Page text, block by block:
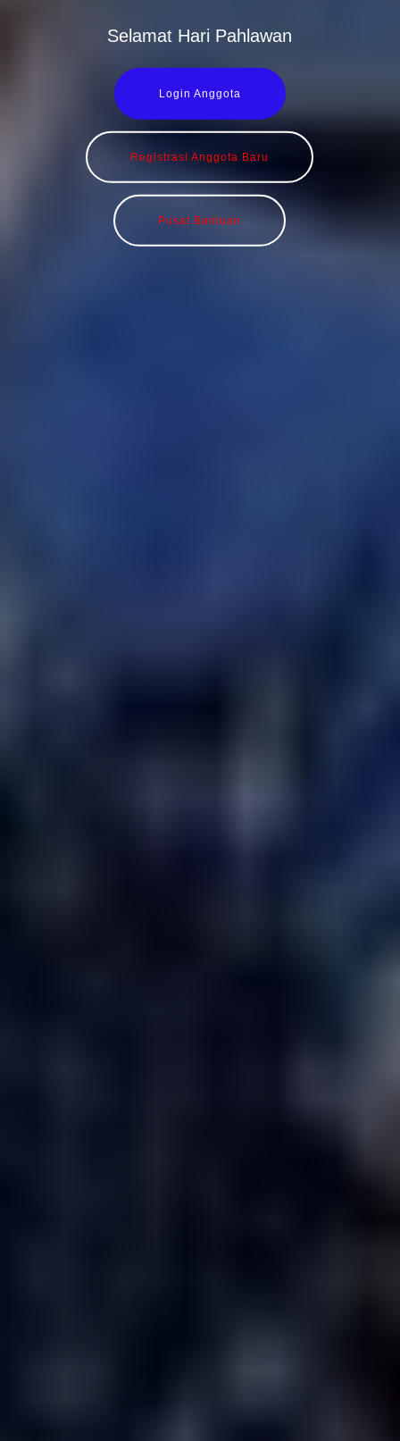
Selamat Hari Pahlawan
Login Anggota
Registrasi Anggota Baru
Pusat Bantuan